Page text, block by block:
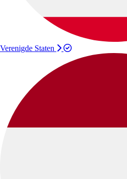
Verenigde Staten